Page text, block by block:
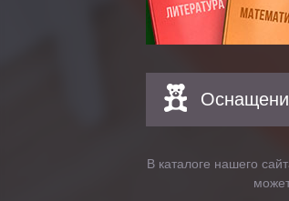
В каталоге нашего